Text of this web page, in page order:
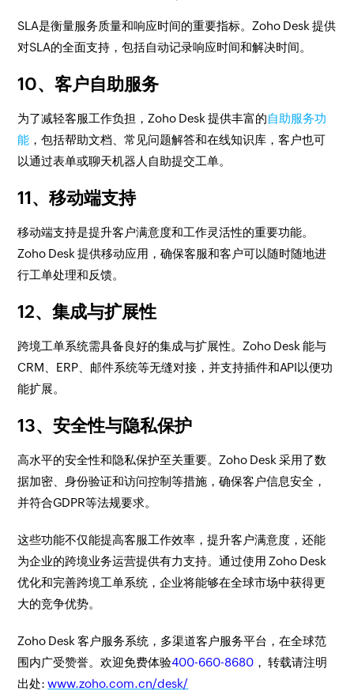
SLA是衡量服务质量和响应时间的重要指标。Zoho Desk 提供
对SLA的全面支持，包括自动记录响应时间和解决时间。
10、客户自助服务
为了减轻客服工作负担，Zoho Desk 提供丰富的自助服务功
能 ，包括帮助文档、常见问题解答和在线知识库，客户也可
以通过表单或聊天机器人自助提交工单。
11、移动端支持
移动端支持是提升客户满意度和工作灵活性的重要功能。
Zoho Desk 提供移动应用，确保客服和客户可以随时随地进
行工单处理和反馈。
12、集成与扩展性
跨境工单系统需具备良好的集成与扩展性。Zoho Desk 能与
CRM、ERP、邮件系统等无缝对接，并支持插件和API以便功
能扩展。
13、安全性与隐私保护
高水平的安全性和隐私保护至关重要。Zoho Desk 采用了数
据加密、身份验证和访问控制等措施，确保客户信息安全，
并符合GDPR等法规要求。
这些功能不仅能提高客服工作效率，提升客户满意度，还能
为企业的跨境业务运营提供有力支持。通过使用 Zoho Desk
优化和完善跨境工单系统，企业将能够在全球市场中获得更
大的竞争优势。
Zoho Desk 客户服务系统，多渠道客户服务平台，在全球范
围内广受赞誉。欢迎免费体验400-660-8680 ， 转载请注明
出处:www.zoho.com.cn/desk/